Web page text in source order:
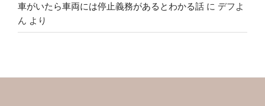
車がいたら車両には停止義務があるとわかる話 に デフよ
ん より